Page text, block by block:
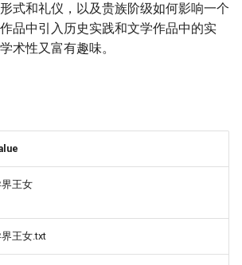
式和礼仪，以及贵族阶级如何影响一个
品中引入历史实践和文学作品中的实
术性又富有趣味。
王女
王女.txt